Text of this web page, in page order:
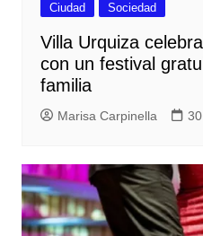
Ciudad Sociedad
Villa Urquiza
con un festival
familia
Marisa Carpinella